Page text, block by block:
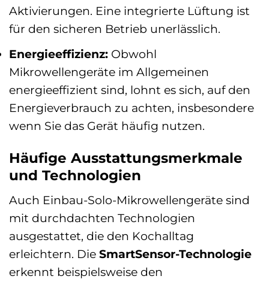
Aktivierungen. Eine integrierte Lüftung ist
für den sicheren Betrieb unerlässlich.
Energieeffizienz: Obwohl
Mikrowellengeräte im Allgemeinen
energieeffizient sind, lohnt es sich, auf den
Energieverbrauch zu achten, insbesondere
wenn Sie das Gerät häufig nutzen.
Häufige Ausstattungsmerkmale
und Technologien
Auch Einbau-Solo-Mikrowellengeräte sind
mit durchdachten Technologien
ausgestattet, die den Kochalltag
erleichtern. Die SmartSensor-Technologie
erkennt beispielsweise den